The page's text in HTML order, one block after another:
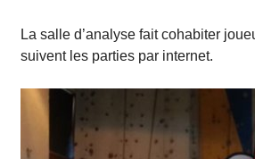
La salle d’analyse fait cohabiter
suivent les parties par internet.